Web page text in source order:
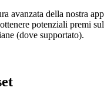
avanzata della nostra
potenziali premi
(dove supportato).